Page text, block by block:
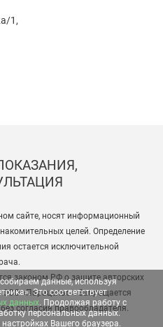
данные, используя
Это соответствует
данных. Продолжая работу с
персональных данных.
Вашего браузера.
1,
сайте, носят информационный
целей. Определение
остается исключительной
законом РФ о защите авторских
«Парацельс». Запрещается
согласия правообладателя.